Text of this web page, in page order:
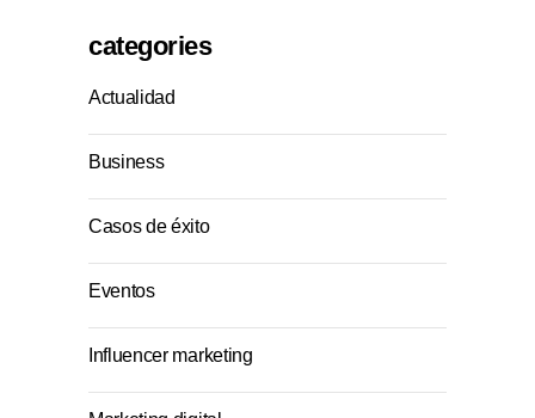
categories
Actualidad
Business
Casos de éxito
Eventos
Influencer marketing